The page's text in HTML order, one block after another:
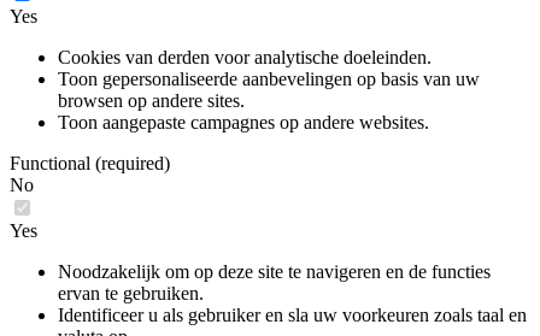
Yes
Cookies van derden voor analytische doeleinden.
Toon gepersonaliseerde aanbevelingen op basis van uw
browsen op andere sites.
Toon aangepaste campagnes op andere websites.
Functional (required)
No
Yes
Noodzakelijk om op deze site te navigeren en de functies
ervan te gebruiken.
Identificeer u als gebruiker en sla uw voorkeuren zoals taal en